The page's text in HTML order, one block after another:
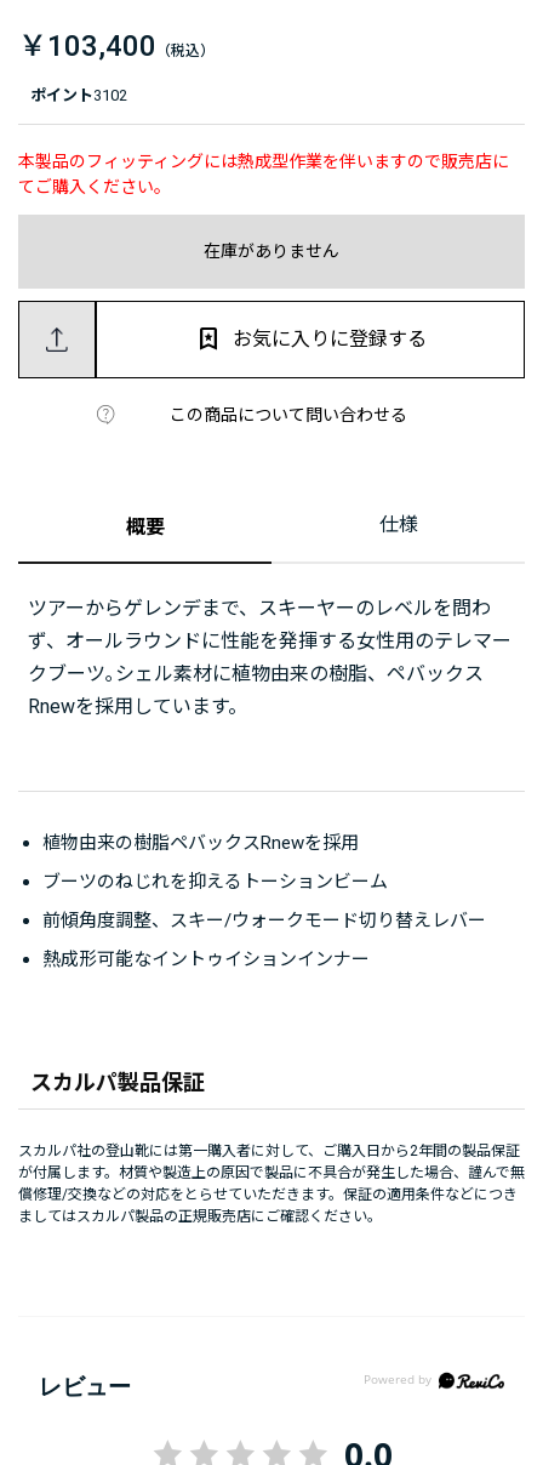
ポイント3102
￥103,400
在庫がありません
この商品について問い合わせる
お気に入りに登録する
本製品のフィッティングには熱成型作業を伴いますので販売店に
てご購入ください。
概要 仕様
ツアーからゲレンデまで、スキーヤーのレベルを問わ
ず、オールラウンドに性能を発揮する女性用のテレマー
クブーツ｡シェル素材に植物由来の樹脂、ペバックス
Rnewを採用しています。
スカルパ製品保証
スカルパ社の登山靴には第一購入者に対して、ご購入日から2年間の製品保証
が付属します。材質や製造上の原因で製品に不具合が発生した場合、謹んで無
償修理/交換などの対応をとらせていただきます。保証の適用条件などにつき
ましてはスカルパ製品の正規販売店にご確認ください。
植物由来の樹脂ペバックスRnewを採用
ブーツのねじれを抑えるトーションビーム
前傾角度調整、スキー/ウォークモード切り替えレバー
熱成形可能なイントゥイションインナー
レビュー
0.0